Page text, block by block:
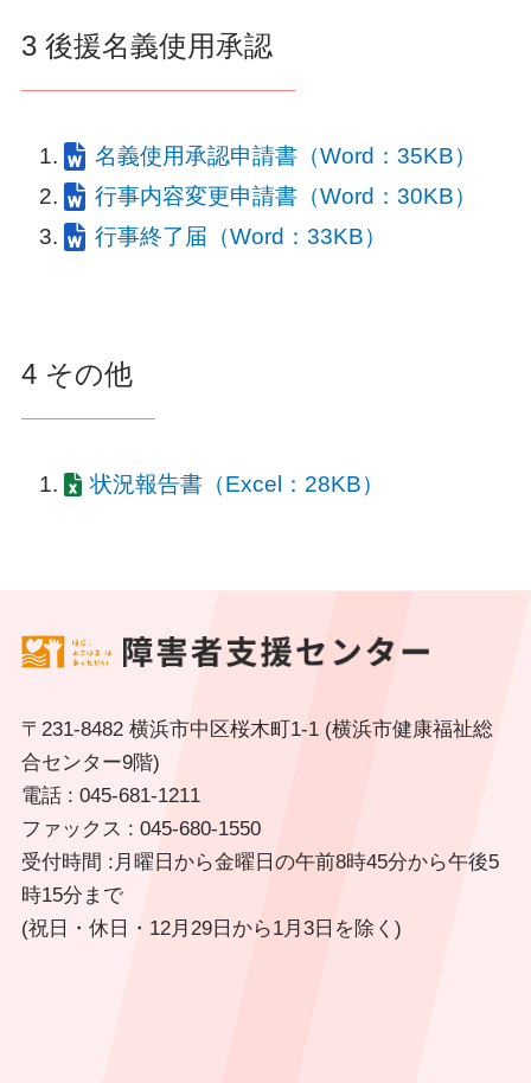
3 後援名義使用承認
名義使用承認申請書（Word：35KB）
行事内容変更申請書（Word：30KB）
行事終了届（Word：33KB）
4 その他
状況報告書（Excel：28KB）
〒231-8482 横浜市中区桜木町1-1 (横浜市健康福祉総
合センター9階)
電話 : 045-681-1211
ファックス : 045-680-1550
受付時間 :月曜日から金曜日の午前8時45分から午後5
時15分まで
(祝日・休日・12月29日から1月3日を除く)